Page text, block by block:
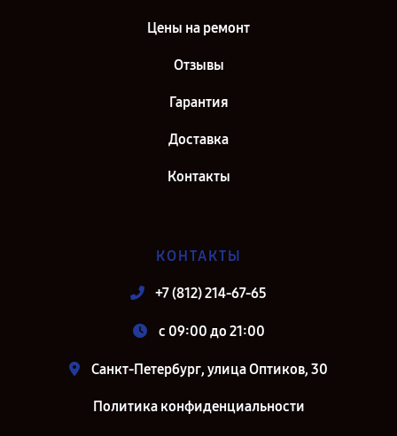
Цены на ремонт
Отзывы
Гарантия
Доставка
Контакты
КОНТАКТЫ
+7 (812) 214-67-65
c 09:00 до 21:00
Санкт-Петербург, улица Оптиков, 30
Политика конфиденциальности